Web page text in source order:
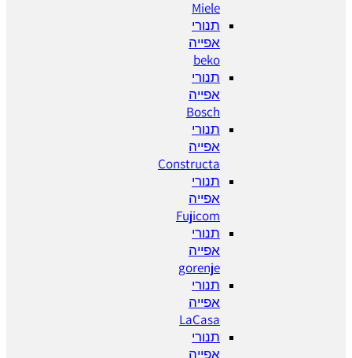
תנורי
אפייה
תנורי
אפייה
Bosch
תנורי
אפייה
Constructa
תנורי
אפייה
Fujicom
תנורי
אפייה
gorenje
תנורי
אפייה
LaCasa
תנורי
אפייה